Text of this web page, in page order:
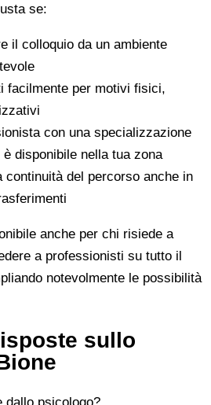
se:
il colloquio da un ambiente
facilmente per motivi fisici,
con una specializzazione
disponibile nella tua zona
continuità del percorso anche in
anche per chi risiede a
a professionisti su tutto il
notevolmente le possibilità
sullo
dallo psicologo?